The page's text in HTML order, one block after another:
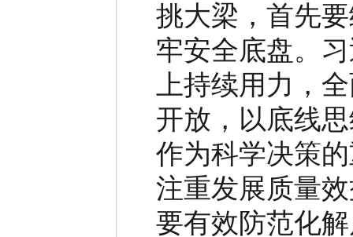
挑大梁，首先
牢安全底盘。
上持续用力，
开放，以底线
作为科学决策
注重发展质量
要有效防范化